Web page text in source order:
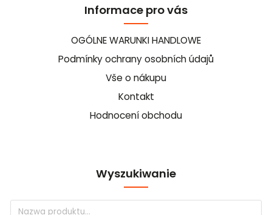
Informace pro vás
OGÓLNE WARUNKI HANDLOWE
Podmínky ochrany osobních údajů
Vše o nákupu
Kontakt
Hodnocení obchodu
Wyszukiwanie